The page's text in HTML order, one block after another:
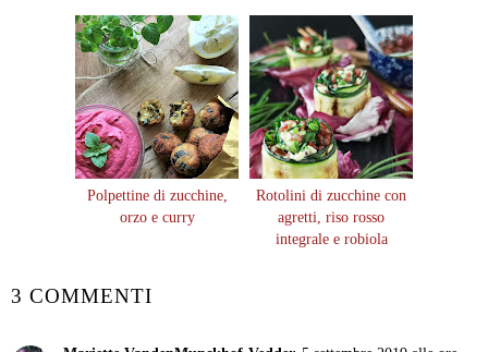
Polpettine di zucchine,
orzo e curry
Rotolini di zucchine con
agretti, riso rosso
integrale e robiola
3 COMMENTI